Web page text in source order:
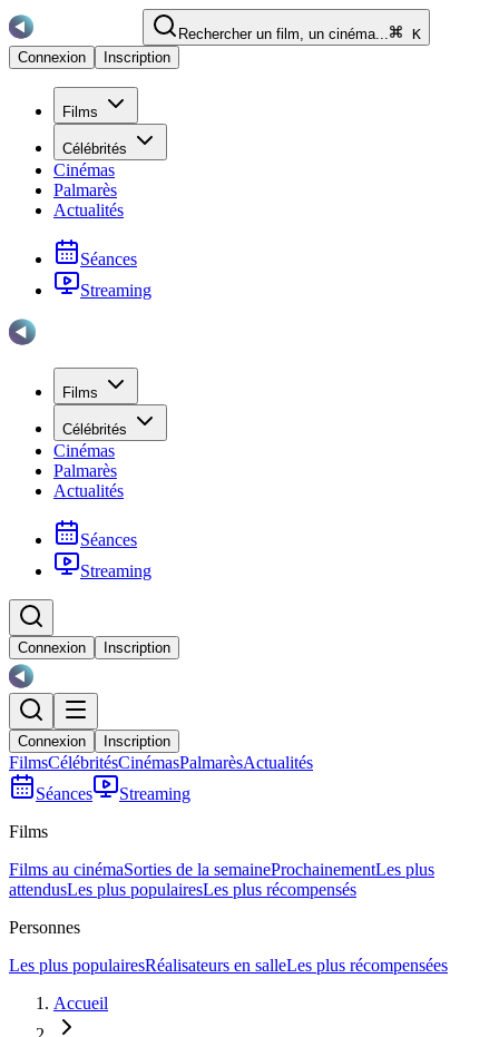
Rechercher un film, un cinéma...
K
Connexion
Inscription
Films
Célébrités
Cinémas
Palmarès
Actualités
Séances
Streaming
Films
Célébrités
Cinémas
Palmarès
Actualités
Séances
Streaming
Connexion Inscription
Connexion Inscription
FilmsCélébritésCinémasPalmarèsActualités
Séances
Streaming
Films
Films au cinémaSorties de la semaineProchainementLes plus
attendusLes plus populairesLes plus récompensés
Personnes
Les plus populairesRéalisateurs en salleLes plus récompensées
Accueil